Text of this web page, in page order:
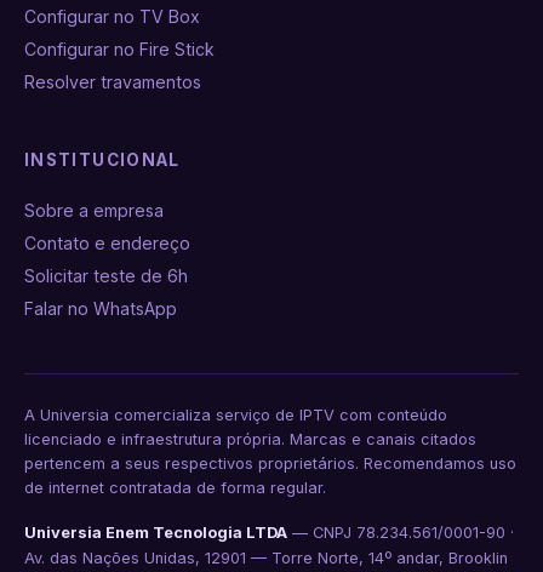
Configurar no TV Box
Configurar no Fire Stick
Resolver travamentos
INSTITUCIONAL
Sobre a empresa
Contato e endereço
Solicitar teste de 6h
Falar no WhatsApp
A Universia comercializa serviço de IPTV com conteúdo
licenciado e infraestrutura própria. Marcas e canais citados
pertencem a seus respectivos proprietários. Recomendamos uso
de internet contratada de forma regular.
Universia Enem Tecnologia LTDA — CNPJ 78.234.561/0001-90 ·
Av. das Nações Unidas, 12901 — Torre Norte, 14º andar, Brooklin